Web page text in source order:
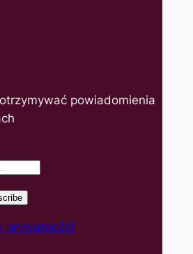
powiadomienia
prywatności